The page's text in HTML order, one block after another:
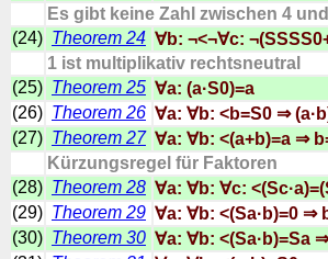
Es gibt keine Zahl zwischen 4
(24) Theorem 24 ∀b: ¬<¬∀c:
1 ist multiplikativ rechtsneutral
(25) Theorem 25 ∀a: (a·S0)=a
(26) Theorem 26 ∀a: ∀b: <b=S0 ⇒
(27) Theorem 27 ∀a: ∀b: <(a+b)=a ⇒
Kürzungsregel für Faktoren
(28) Theorem 28 ∀a: ∀b: ∀c:
(29) Theorem 29 ∀a: ∀b: <(Sa·b)=0 ⇒
(30) Theorem 30 ∀a: ∀b: <(Sa·b)=Sa